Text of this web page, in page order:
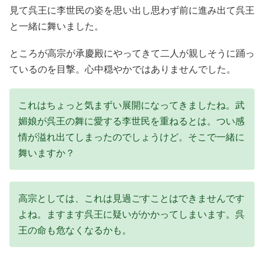
見て呉王に李世民の姿を思い出し思わず前に進み出て呉王
と一緒に舞いました。
ところが高宗が承慶殿にやってきて二人が親しそうに踊っ
ているのを目撃。心中穏やかではありませんでした。
これはちょっと気まずい展開になってきましたね。武
媚娘が呉王の舞に愛する李世民を重ねるとは。つい感
情が溢れ出てしまったのでしょうけど。そこで一緒に
舞いますか？
高宗としては、これは見過ごすことはできませんです
よね。ますます呉王に疑いがかかってしまいます。呉
王の命も危なくなるかも。